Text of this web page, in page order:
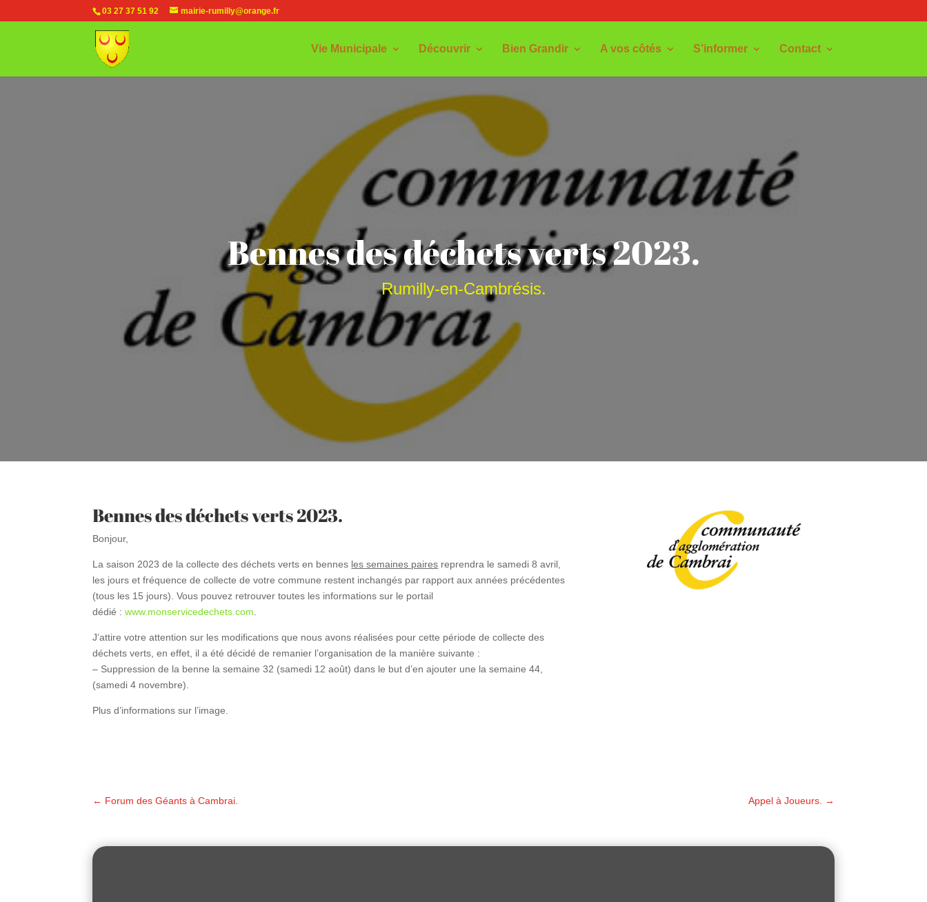
03 27 37 51 92 mairie-rumilly@orange.fr
Vie Municipale Découvrir Bien Grandir A vos côtés S’informer Contact
Bennes des déchets verts 2023.
Rumilly-en-Cambrésis.
Bennes des déchets verts 2023.
Bonjour,
La saison 2023 de la collecte des déchets verts en bennes les semaines paires reprendra le samedi 8 avril,
les jours et fréquence de collecte de votre commune restent inchangés par rapport aux années précédentes
(tous les 15 jours). Vous pouvez retrouver toutes les informations sur le portail
dédié :www.monservicedechets.com
J’attire votre attention sur les modifications que nous avons réalisées pour cette période de collecte des
déchets verts, en effet, il a été décidé de remanier l’organisation de la manière suivante :
– Suppression de la benne la semaine 32 (samedi 12 août) dans le but d’en ajouter une la semaine 44,
(samedi 4 novembre).
Plus d’informations sur l’image.
← Forum des Géants à Cambrai. Appel à Joueurs. →